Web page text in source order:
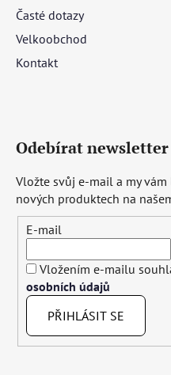
Časté dotazy
Velkoobchod
Kontakt
Odebírat newsletter
Vložte svůj e-mail a my
nových produktech na
E-mail
Vložením e-mailu
osobních údajů
PŘIHLÁSIT SE